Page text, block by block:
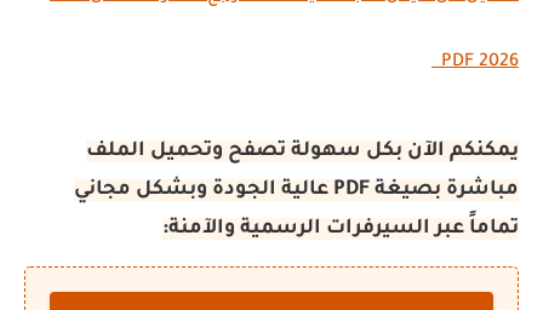
الآن بكل سهولة تصفح وتحميل الملف
مباشرة بصيغة PDF عالية الجودة وبشكل مجاني
عبر السيرفرات الرسمية والآمنة: